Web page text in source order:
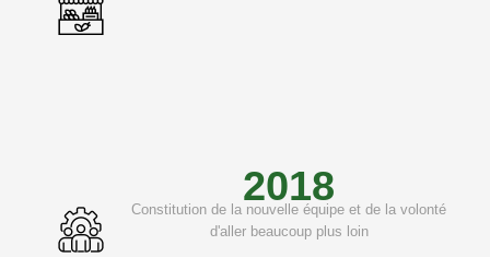
2018
Constitution de la nouvelle équipe et de la volonté
d'aller beaucoup plus loin